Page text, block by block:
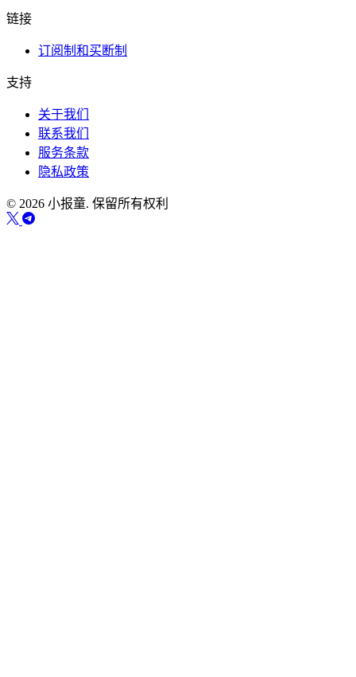
链接
订阅制和买断制
支持
关于我们
联系我们
服务条款
隐私政策
© 2026 小报童. 保留所有权利